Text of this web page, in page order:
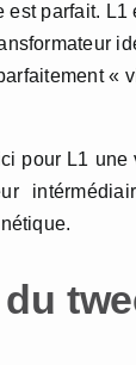
est parfait. L1
«
pour L1 une